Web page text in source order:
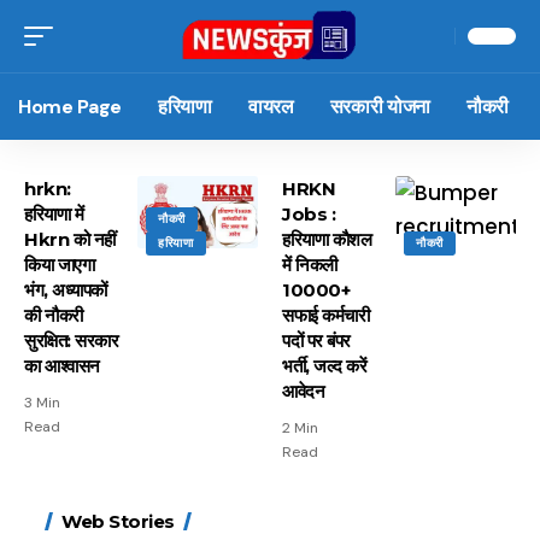
Home Page हरियाणा वायरल सरकारी योजना नौकरी
नौकरी
हरियाणा
hrkn:
हरियाणा में
Hkrn को नहीं
किया जाएगा
भंग, अध्यापकों
की नौकरी
सुरक्षित: सरकार
का आश्वासन
3 Min
Read
नौकरी
HRKN
Jobs :
हरियाणा काैशल
में निकली
10000+
सफाई कर्मचारी
पदों पर बंपर
भर्ती, जल्द करें
आवेदन
2 Min
Read
Web Stories
15 नवंबर से लागू होंगे
मोटापे को कम करने के लिए